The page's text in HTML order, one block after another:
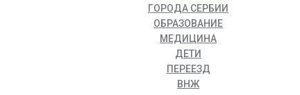
ГОРОДА СЕРБИИ
ОБРАЗОВАНИЕ
МЕДИЦИНА
ДЕТИ
ПЕРЕЕЗД
ВНЖ